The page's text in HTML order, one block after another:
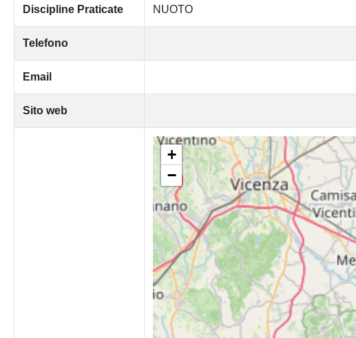
Discipline Praticate NUOTO
Telefono
Email
Sito web
+
−